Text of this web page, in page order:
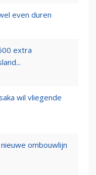
even duren
extra
wil vliegende
ombouwlijn